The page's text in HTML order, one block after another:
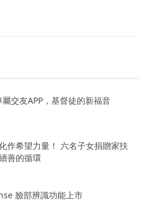
交友APP，基督徒的新福音
作希望力量！ 六名子女捐贈家扶
善的循環
臉部辨識功能上市